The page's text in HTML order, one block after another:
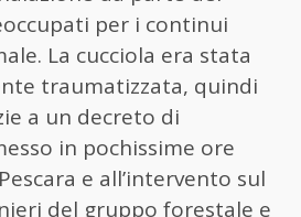
per i continui
La cucciola era stata
traumatizzata, quindi
a un decreto di
in pochissime ore
e all’intervento sul
del gruppo forestale e